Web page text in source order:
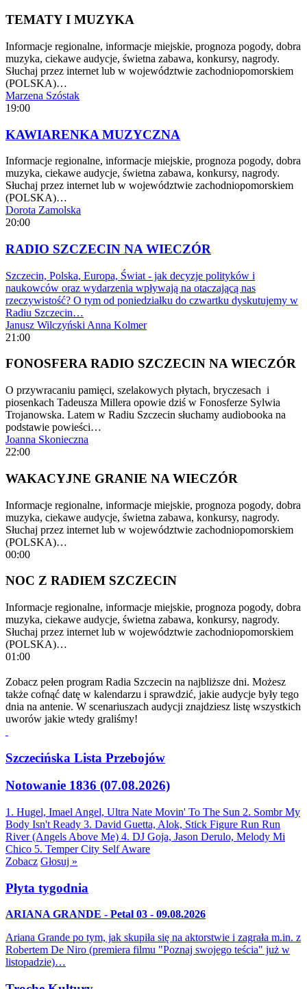
TEMATY I MUZYKA
Informacje regionalne, informacje miejskie, prognoza pogody, dobra
muzyka, ciekawe audycje, świetna zabawa, konkursy, nagrody.
Słuchaj przez internet lub w województwie zachodniopomorskiem
(POLSKA)…
Marzena Szóstak
19:00
KAWIARENKA MUZYCZNA
Informacje regionalne, informacje miejskie, prognoza pogody, dobra
muzyka, ciekawe audycje, świetna zabawa, konkursy, nagrody.
Słuchaj przez internet lub w województwie zachodniopomorskiem
(POLSKA)…
Dorota Zamolska
20:00
RADIO SZCZECIN NA WIECZÓR
Szczecin, Polska, Europa, Świat - jak decyzje polityków i
naukowców oraz wydarzenia wpływają na otaczającą nas
rzeczywistość? O tym od poniedziałku do czwartku dyskutujemy w
Radiu Szczecin…
Janusz Wilczyński Anna Kolmer
21:00
FONOSFERA RADIO SZCZECIN NA WIECZÓR
O przywracaniu pamięci, szelakowych płytach, bryczesach i
piosenkach Tadeusza Millera opowie dziś w Fonosferze Sylwia
Trojanowska. Latem w Radiu Szczecin słuchamy audiobooka na
podstawie powieści…
Joanna Skonieczna
22:00
WAKACYJNE GRANIE NA WIECZÓR
Informacje regionalne, informacje miejskie, prognoza pogody, dobra
muzyka, ciekawe audycje, świetna zabawa, konkursy, nagrody.
Słuchaj przez internet lub w województwie zachodniopomorskiem
(POLSKA)…
00:00
NOC Z RADIEM SZCZECIN
Informacje regionalne, informacje miejskie, prognoza pogody, dobra
muzyka, ciekawe audycje, świetna zabawa, konkursy, nagrody.
Słuchaj przez internet lub w województwie zachodniopomorskiem
(POLSKA)…
01:00
Zobacz pełen program Radia Szczecin na najbliższe dni. Możesz
także cofnąć datę w kalendarzu i sprawdzić, jakie audycje były tego
dnia na antenie. W scenariuszach audycji znajdziesz listę wszystkich
uworów jakie wtedy graliśmy!
Szczecińska Lista Przebojów
Notowanie 1836 (07.08.2026)
1. Hugel, Imael Angel, Ultra Nate Movin' To The Sun 2. Sombr My
Body Isn't Ready 3. David Guetta, Alok, Stick Figure Run Run
River (Angels Above Me) 4. DJ Goja, Jason Derulo, Melody Mi
Chico 5. Temper City Self Aware
Zobacz Głosuj »
Płyta tygodnia
ARIANA GRANDE - Petal 03 - 09.08.2026
Ariana Grande po tym, jak skupiła się na aktorstwie i zagrała m.in. z
Robertem De Niro (premiera filmu "Poznaj swojego teścia" już w
listopadzie)…